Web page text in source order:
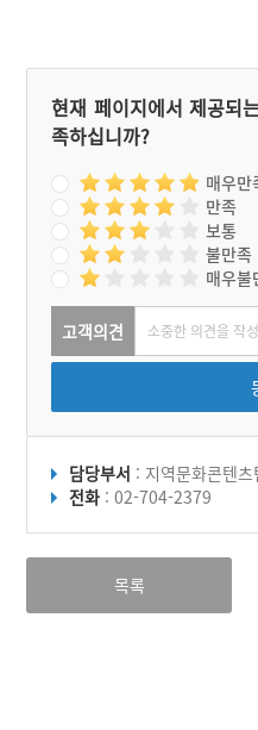
현재 페이지에서 제공되
족하십니까?
매우만
만족
보통
불만족
매우불
고객의견
담당부서 : 지역문화콘텐츠
전화 : 02-704-2379
목록